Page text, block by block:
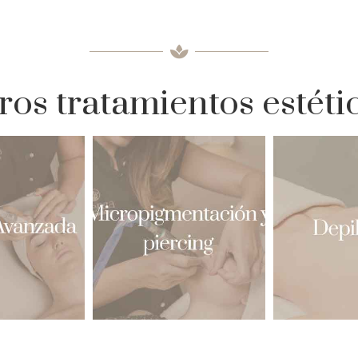
tratamientos